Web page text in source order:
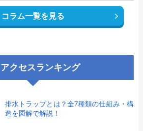
コラム一覧を見る
アクセスランキング
排水トラップとは？全7種類の仕組み・構
造を図解で解説！